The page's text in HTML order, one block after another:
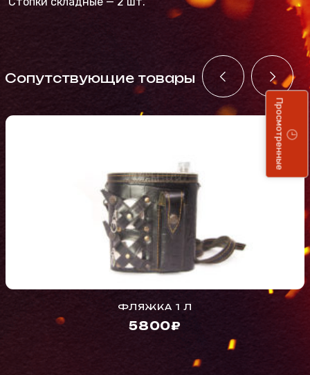
Cопутствующие товары
ФЛЯЖКА 1 Л
5800₽
Просмотренные